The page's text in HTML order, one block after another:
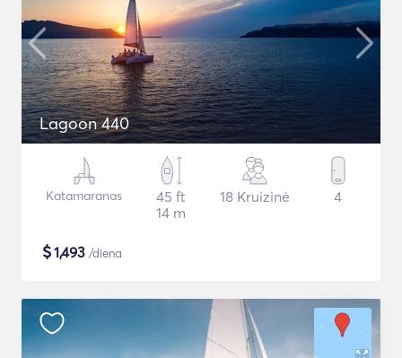
Lagoon 440
Katamaranas
45 ft
14 m
18 Kruizinė 4
$1,493 /diena